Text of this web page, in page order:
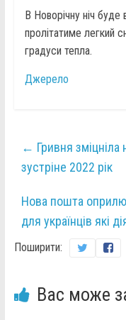
В Новорічну ніч буде
пролітатиме легкий
градуси тепла.
Джерело
← Гривня
зустріне 2022 рік
Нова пошта
для українців які
Поширити:
Вас може